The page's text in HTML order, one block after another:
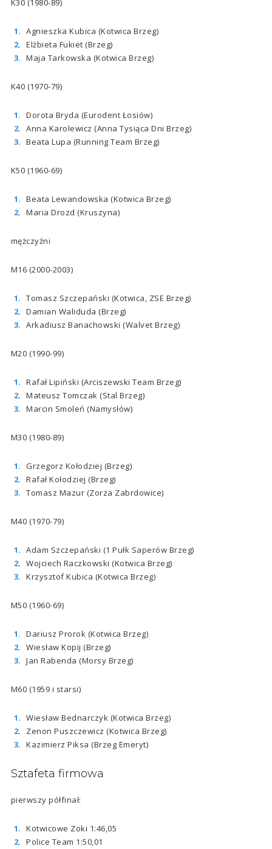
K30 (1980-89)
Agnieszka Kubica (Kotwica Brzeg)
Elżbieta Fukiet (Brzeg)
Maja Tarkowska (Kotwica Brzeg)
K40 (1970-79)
Dorota Bryda (Eurodent Łosiów)
Anna Karolewicz (Anna Tysiąca Dni Brzeg)
Beata Lupa (Running Team Brzeg)
K50 (1960-69)
Beata Lewandowska (Kotwica Brzeg)
Maria Drozd (Kruszyna)
mężczyźni
M16 (2000-2003)
Tomasz Szczepański (Kotwica, ZSE Brzeg)
Damian Waliduda (Brzeg)
Arkadiusz Banachowski (Walvet Brzeg)
M20 (1990-99)
Rafał Lipiński (Arciszewski Team Brzeg)
Mateusz Tomczak (Stal Brzeg)
Marcin Smoleń (Namysłów)
M30 (1980-89)
Grzegorz Kołodziej (Brzeg)
Rafał Kołodziej (Brzeg)
Tomasz Mazur (Zorza Zabrdowice)
M40 (1970-79)
Adam Szczepański (1 Pułk Saperów Brzeg)
Wojciech Raczkowski (Kotwica Brzeg)
Krzysztof Kubica (Kotwica Brzeg)
M50 (1960-69)
Dariusz Prorok (Kotwica Brzeg)
Wiesław Kopij (Brzeg)
Jan Rabenda (Morsy Brzeg)
M60 (1959 i starsi)
Wiesław Bednarczyk (Kotwica Brzeg)
Zenon Puszczewicz (Kotwica Brzeg)
Kazimierz Piksa (Brzeg Emeryt)
Sztafeta firmowa
pierwszy półfinał:
Kotwicowe Zoki 1:46,05
Police Team 1:50,01